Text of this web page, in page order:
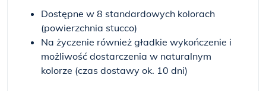
Dostępne w 8 standardowych kolorach
(powierzchnia stucco)
Na życzenie również gładkie wykończenie i
możliwość dostarczenia w naturalnym
kolorze (czas dostawy ok. 10 dni)